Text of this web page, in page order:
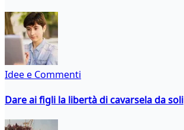
Idee e Commenti
Dare ai figli la libertà di cavarsela da soli